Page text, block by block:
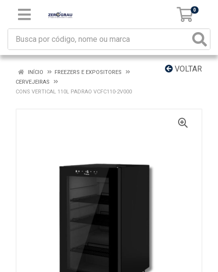
0
VOLTAR
INÍCIO
FREEZERS E EXPOSITORES
CERVEJEIRAS
CONS VERTICAL 110L PADRAO VCFC110-2V000